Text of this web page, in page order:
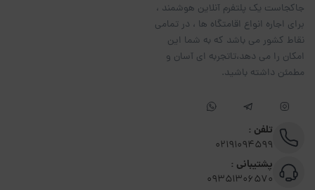
جاکجاست یک پلتفرم آنلاین هوشمند ،
برای اجاره انواع اقامتگاه ها ، در تمامی
نقاط کشور می باشد که به شما این
امکان را می دهد،تاتجربه ای آسان و
مطمئن داشته باشید.
تلفن :
02191094599
پشتیبانی :
09351306570